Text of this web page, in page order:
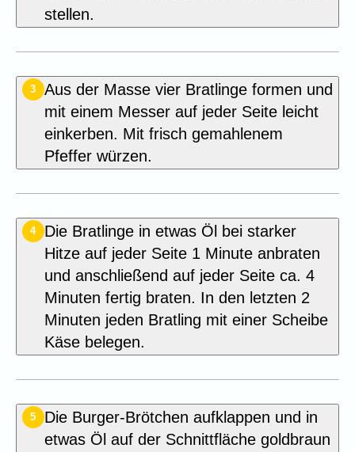
stellen.
3
Aus der Masse vier Bratlinge formen und
mit einem Messer auf jeder Seite leicht
einkerben. Mit frisch gemahlenem
Pfeffer würzen.
4
Die Bratlinge in etwas Öl bei starker
Hitze auf jeder Seite 1 Minute anbraten
und anschließend auf jeder Seite ca. 4
Minuten fertig braten. In den letzten 2
Minuten jeden Bratling mit einer Scheibe
Käse belegen.
5
Die Burger-Brötchen aufklappen und in
etwas Öl auf der Schnittfläche goldbraun